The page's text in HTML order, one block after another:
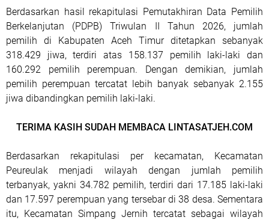
Berdasarkan hasil rekapitulasi Pemutakhiran Data Pemilih
Berkelanjutan (PDPB) Triwulan II Tahun 2026, jumlah
pemilih di Kabupaten Aceh Timur ditetapkan sebanyak
318.429 jiwa, terdiri atas 158.137 pemilih laki-laki dan
160.292 pemilih perempuan. Dengan demikian, jumlah
pemilih perempuan tercatat lebih banyak sebanyak 2.155
jiwa dibandingkan pemilih laki-laki.
TERIMA KASIH SUDAH MEMBACA LINTASATJEH.COM
Berdasarkan rekapitulasi per kecamatan, Kecamatan
Peureulak menjadi wilayah dengan jumlah pemilih
terbanyak, yakni 34.782 pemilih, terdiri dari 17.185 laki-laki
dan 17.597 perempuan yang tersebar di 38 desa. Sementara
itu, Kecamatan Simpang Jernih tercatat sebagai wilayah